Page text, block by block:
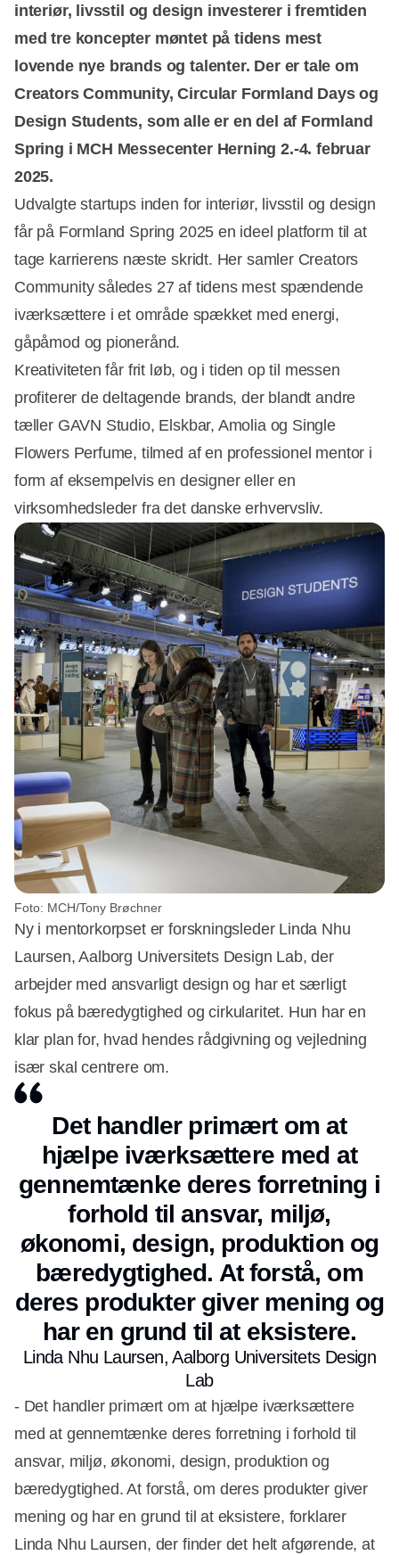
interiør, livsstil og design investerer i fremtiden
med tre koncepter møntet på tidens mest
lovende nye brands og talenter. Der er tale om
Creators Community, Circular Formland Days og
Design Students, som alle er en del af Formland
Spring i MCH Messecenter Herning 2.-4. februar
2025.
Udvalgte startups inden for interiør, livsstil og design
får på Formland Spring 2025 en ideel platform til at
tage karrierens næste skridt. Her samler Creators
Community således 27 af tidens mest spændende
iværksættere i et område spækket med energi,
gåpåmod og pionerånd.
Kreativiteten får frit løb, og i tiden op til messen
profiterer de deltagende brands, der blandt andre
tæller GAVN Studio, Elskbar, Amolia og Single
Flowers Perfume, tilmed af en professionel mentor i
form af eksempelvis en designer eller en
virksomhedsleder fra det danske erhvervsliv.
Foto: MCH/Tony Brøchner
Ny i mentorkorpset er forskningsleder Linda Nhu
Laursen, Aalborg Universitets Design Lab, der
arbejder med ansvarligt design og har et særligt
fokus på bæredygtighed og cirkularitet. Hun har en
klar plan for, hvad hendes rådgivning og vejledning
især skal centrere om.
Det handler primært om at
hjælpe iværksættere med at
gennemtænke deres forretning i
forhold til ansvar, miljø,
økonomi, design, produktion og
bæredygtighed. At forstå, om
deres produkter giver mening og
har en grund til at eksistere.
Linda Nhu Laursen, Aalborg Universitets Design
Lab
- Det handler primært om at hjælpe iværksættere
med at gennemtænke deres forretning i forhold til
ansvar, miljø, økonomi, design, produktion og
bæredygtighed. At forstå, om deres produkter giver
mening og har en grund til at eksistere, forklarer
Linda Nhu Laursen, der finder det helt afgørende, at